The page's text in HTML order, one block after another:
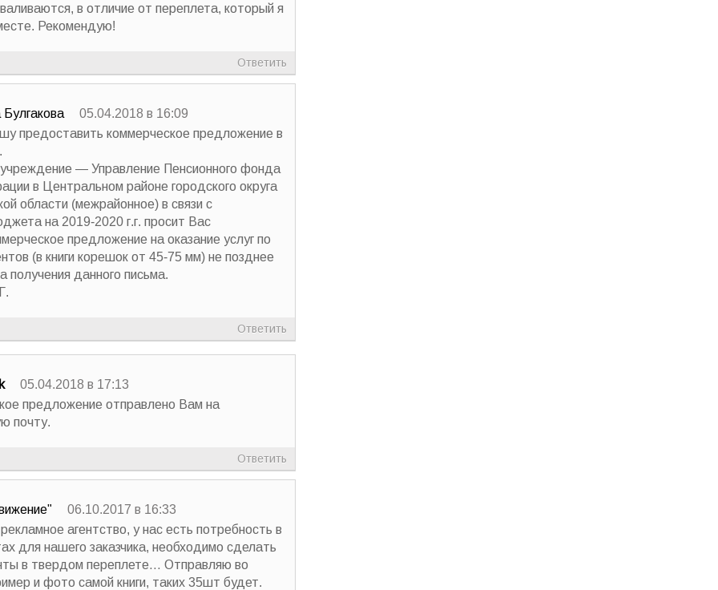
в отличие от переплета, который я
Рекомендую!
Ответить
05.04.2018 в 16:09
предоставить коммерческое предложение в
— Управление Пенсионного фонда
в Центральном районе городского округа
области (межрайонное) в связи с
на 2019-2020 г.г. просит Вас
предложение на оказание услуг по
(в книги корешок от 45-75 мм) не позднее
получения данного письма.
Ответить
05.04.2018 в 17:13
предложение отправлено Вам на
почту.
Ответить
06.10.2017 в 16:33
агентство, у нас есть потребность в
для нашего заказчика, необходимо сделать
в твердом переплете… Отправляю во
и фото самой книги, таких 35шт будет.